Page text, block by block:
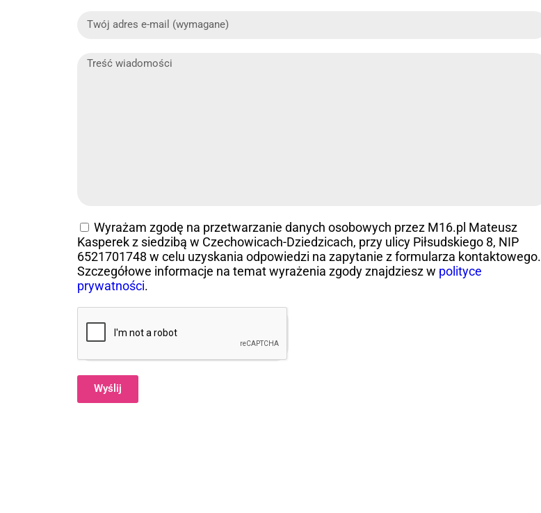
Wyrażam zgodę na przetwarzanie danych osobowych przez M16.pl Mateusz
Kasperek z siedzibą w Czechowicach-Dziedzicach, przy ulicy Piłsudskiego 8, NIP
6521701748 w celu uzyskania odpowiedzi na zapytanie z formularza kontaktowego.
Szczegółowe informacje na temat wyrażenia zgody znajdziesz w polityce
prywatności.
Wyślij